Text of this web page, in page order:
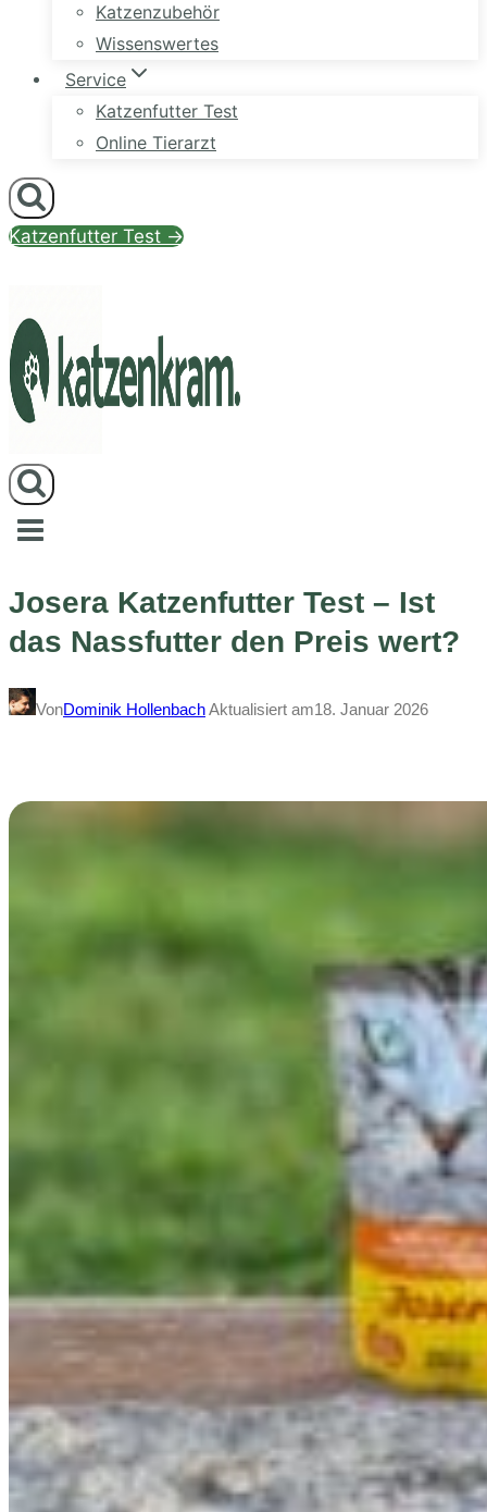
Katzenzubehör
Wissenswertes
Service
Katzenfutter Test
Online Tierarzt
Katzenfutter Test →
Josera Katzenfutter Test – Ist
das Nassfutter den Preis wert?
VonDominik HollenbachAktualisiert am18. Januar 2026